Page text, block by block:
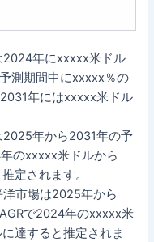
2024年にxxxxx米ドル
測期間中にxxxxx％の
年にはxxxxx米ドル
年から2031年の予
のxxxxx米ドルから
定されます。
市場は2025年から
で2024年のxxxxx米
達すると推定されま